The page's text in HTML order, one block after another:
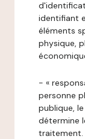
identifiant
éléments
physique,
- «
personne
publique,
détermine
traitement.